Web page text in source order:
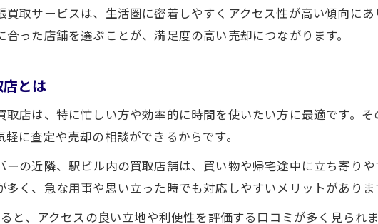
アクセスと利便性を兼ね備えた買取スポット
売却先選びに迷った時はアクセス性が決め手
アクセス良好な買取店で納得の売却を実現
利便性と安心感を両立する買取店選び方
後悔しない買取先選びのアクセス条件
アクセス重視派が知りたい宮崎県の買取事情
アクセス優先でチェックしたい買取事情
取サービスは、生活圏に密着しやすくアクセス性が高い傾向に
った店舗を選ぶことが、満足度の高い売却につながります。
とは
店は、特に忙しい方や効率的に時間を使いたい方に最適です。
に査定や売却の相談ができるからです。
の近隣、駅ビル内の買取店舗は、買い物や帰宅途中に立ち寄り
く、急な用事や思い立った時でも対応しやすいメリットがありま
と、アクセスの良い立地や利便性を評価する口コミが多く見られ